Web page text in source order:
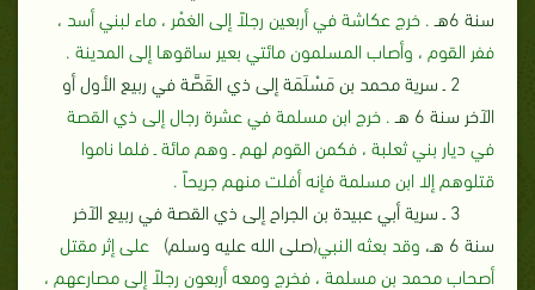
سنة 6هـ
‏.‏ خرج عكاشة في أربعين رجلاً إلى الغمْر ، ماء لبني أسد ،
ففر القوم ، وأصاب المسلمون مائتي بعير ساقوها إلى المدينة ‏.‏
2 ـ سرية محمد بن مَسْلَمَة إلى ذي القَصَّة في ربيع الأول أو
الآخر سنة 6 هـ
‏ .‏ خرج ابن مسلمة في عشرة رجال إلى ذي القصة
في ديار بني ثعلبة ، فكمن القوم لهم ـ وهم مائة ـ فلما ناموا
قتلوهم إلا ابن مسلمة فإنه أفلت منهم جريحاً‏ .‏
3 ـ سرية أبي عبيدة بن الجراح إلى ذي القصة في ربيع الآخر
سنة 6 هـ،
وقد بعثه النبي(صلى الله عليه وسلم)
على إثر مقتل
أصحاب محمد بن مسلمة ، فخرج ومعه أربعون رجلاً إلى مصارعهم ،